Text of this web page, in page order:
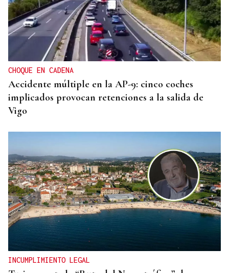
CHOQUE EN CADENA
Accidente múltiple en la AP-9: cinco coches
implicados provocan retenciones a la salida de
Vigo
INCUMPLIMIENTO LEGAL